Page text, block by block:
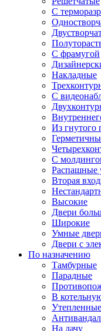
С
С фрамугой
Накладные
С
Из гнутого
С
Распашные
Вторая
Высокие
Двери
Широкие
Умные
Двери с
По назначению
Тамбурные
Парадные
В
Утепленные
На дачу